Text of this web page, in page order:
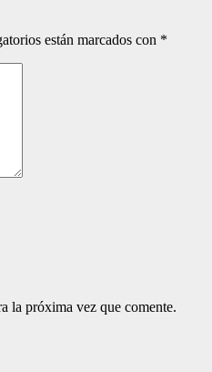
están marcados con *
la próxima vez que comente.